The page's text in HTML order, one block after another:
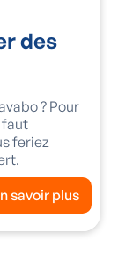
des
? Pour
faut
feriez
savoir plus